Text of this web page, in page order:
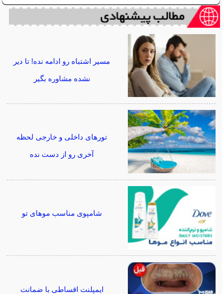
مسیر اشتباه رو ادامه نده! تا دیر
نشده مشاوره بگیر
تورهای داخلی و خارجی لحظه
آخری رو از دست نده
شامپوی مناسب موهای تو
ایمپلنت اقساطی با ضمانت